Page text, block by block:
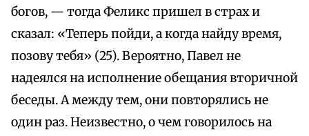
богов, — тогда Феликс пришел в страх и
сказал: «Теперь пойди, а когда найду время,
позову тебя» (25). Вероятно, Павел не
надеялся на исполнение обещания вторичной
беседы. А между тем, они повторялись не
один раз. Неизвестно, о чем говорилось на